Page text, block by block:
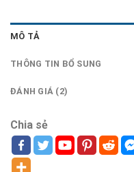
MÔ TẢ
THÔNG TIN BỔ SUNG
ĐÁNH GIÁ (2)
Chia sẻ